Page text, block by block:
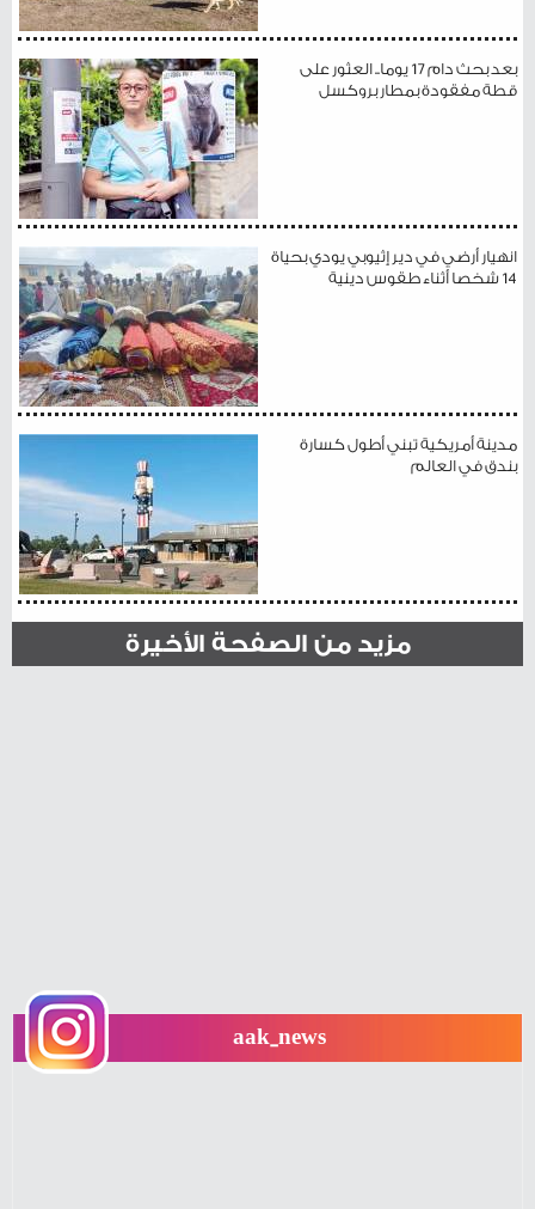
بعد بحث دام 17 يوما.. العثور على
قطة مفقودة بمطار بروكسل
انهيار أرضي في دير إثيوبي يودي بحياة
14 شخصا أثناء طقوس دينية
مدينة أمريكية تبني أطول كسارة
بندق في العالم
مزيد من الصفحة الأخيرة
aak_news